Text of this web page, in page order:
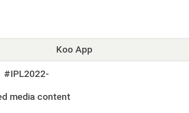
Koo App
#IPL2022-
media content